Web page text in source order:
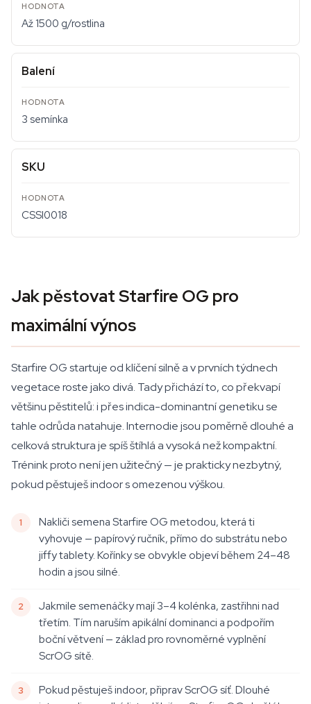
Až 1500 g/rostlina
Balení
3 semínka
SKU
CSSI0018
Jak pěstovat Starfire OG pro
maximální výnos
Starfire OG startuje od klíčení silně a v prvních týdnech
vegetace roste jako divá. Tady přichází to, co překvapí
většinu pěstitelů: i přes indica-dominantní genetiku se
tahle odrůda natahuje. Internodie jsou poměrně dlouhé a
celková struktura je spíš štíhlá a vysoká než kompaktní.
Trénink proto není jen užitečný — je prakticky nezbytný,
pokud pěstuješ indoor s omezenou výškou.
Nakliči semena Starfire OG metodou, která ti
vyhovuje — papírový ručník, přímo do substrátu nebo
jiffy tablety. Kořínky se obvykle objeví během 24–48
hodin a jsou silné.
Jakmile semenáčky mají 3–4 kolénka, zastřihni nad
třetím. Tím naruším apikální dominanci a podpořím
boční větvení — základ pro rovnoměrné vyplnění
ScrOG sítě.
Pokud pěstuješ indoor, připrav ScrOG síť. Dlouhé